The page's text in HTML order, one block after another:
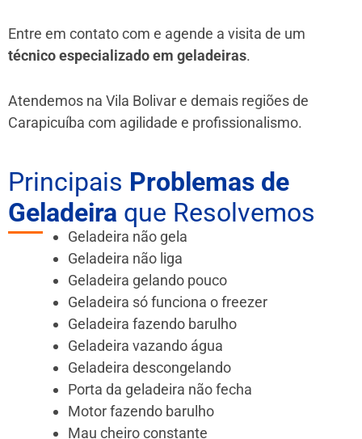
Entre em contato com e agende a visita de um
técnico especializado em geladeiras.
Atendemos na Vila Bolivar e demais regiões de
Carapicuíba com agilidade e profissionalismo.
Principais Problemas de
Geladeira que Resolvemos
Geladeira não gela
Geladeira não liga
Geladeira gelando pouco
Geladeira só funciona o freezer
Geladeira fazendo barulho
Geladeira vazando água
Geladeira descongelando
Porta da geladeira não fecha
Motor fazendo barulho
Mau cheiro constante